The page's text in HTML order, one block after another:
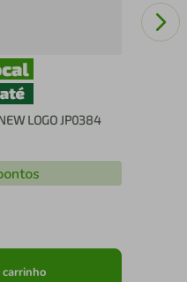
LOGO JP0384